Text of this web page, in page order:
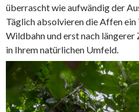
überrascht wie aufwändig der
Täglich absolvieren die Affen
Wildbahn und erst nach längerer
in Ihrem natürlichen Umfeld.